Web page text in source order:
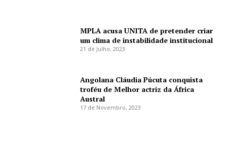
MPLA acusa UNITA de pretender criar
um clima de instabilidade institucional
21 de Julho, 2023
Angolana Cláudia Púcuta conquista
troféu de Melhor actriz da África
Austral
17 de Novembro, 2023